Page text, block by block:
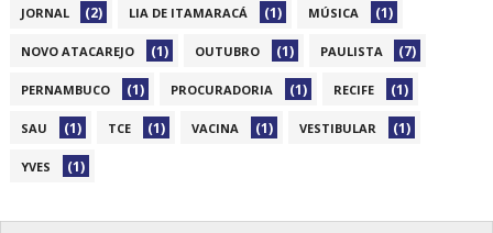
JORNAL (2) LIA DE ITAMARACÁ (1) MÚSICA (1)
NOVO ATACAREJO (1) OUTUBRO (1) PAULISTA (7)
PERNAMBUCO (1) PROCURADORIA (1) RECIFE (1)
SAU (1) TCE (1) VACINA (1) VESTIBULAR (1)
YVES (1)